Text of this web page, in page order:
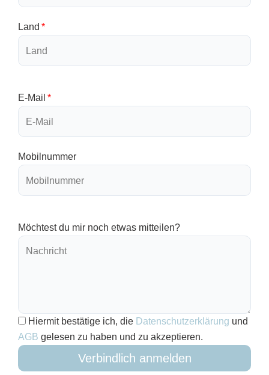
Land
E-Mail
Mobilnummer
Möchtest du mir noch etwas mitteilen?
Hiermit bestätige ich, die Datenschutzerklärung und
AGB gelesen zu haben und zu akzeptieren.
Verbindlich anmelden